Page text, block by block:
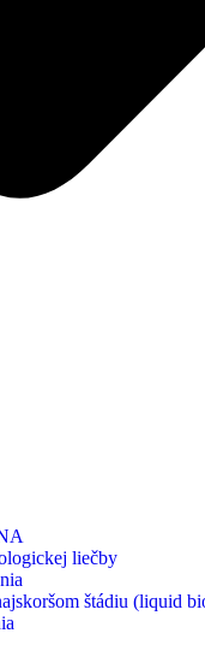
liečby
štádiu (liquid